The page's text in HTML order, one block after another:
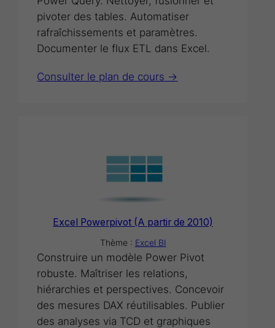
pivoter des tables. Automatiser
rafraîchissements et paramètres.
Documenter le flux ETL dans Excel.
Consulter le plan de cours ->
Excel Powerpivot (A partir de 2010)
Thème : Excel BI
Construire un modèle Power Pivot
robuste. Maîtriser les relations,
hiérarchies et perspectives. Concevoir
des mesures DAX réutilisables. Publier
des analyses via TCD et graphiques